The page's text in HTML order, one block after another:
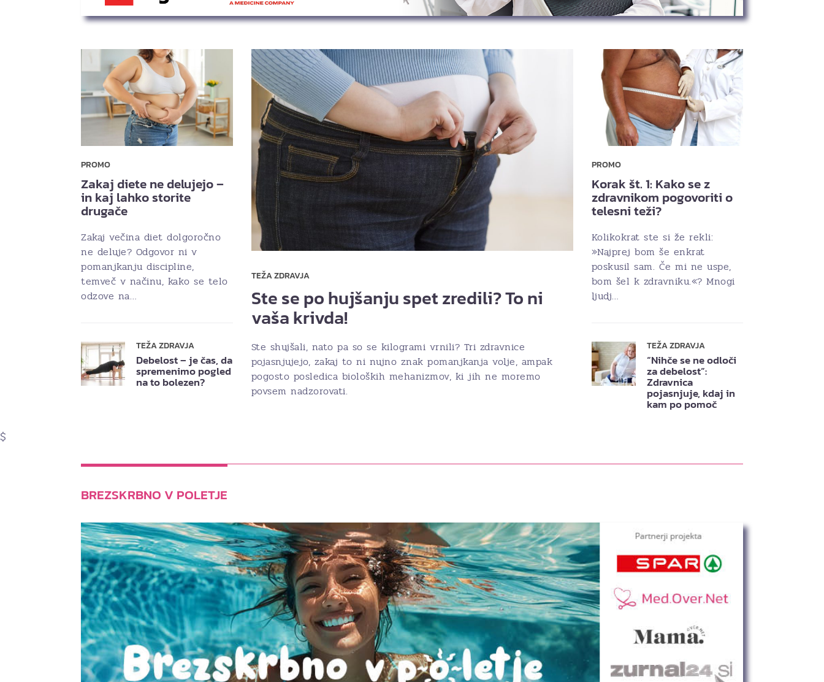
TEŽA ZDRAVJA
Ste se po hujšanju spet zredili? To ni
vaša krivda!
Ste shujšali, nato pa so se kilogrami vrnili? Tri zdravnice
pojasnjujejo, zakaj to ni nujno znak pomanjkanja volje, ampak
pogosto posledica bioloških mehanizmov, ki jih ne moremo
povsem nadzorovati.
PROMO
Zakaj diete ne delujejo –
in kaj lahko storite
drugače
Zakaj večina diet dolgoročno
ne deluje? Odgovor ni v
pomanjkanju discipline,
temveč v načinu, kako se telo
odzove na…
TEŽA ZDRAVJA
Debelost – je čas, da
spremenimo pogled
na to bolezen?
PROMO
Korak št. 1: Kako se z
zdravnikom pogovoriti o
telesni teži?
Kolikokrat ste si že rekli:
»Najprej bom še enkrat
poskusil sam. Če mi ne uspe,
bom šel k zdravniku.«? Mnogi
ljudj…
TEŽA ZDRAVJA
“Nihče se ne odloči
za debelost”:
Zdravnica
pojasnjuje, kdaj in
kam po pomoč
$
BREZSKRBNO V POLETJE